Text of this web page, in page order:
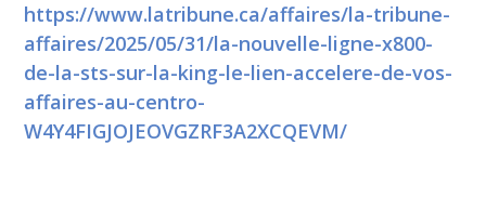
https://www.latribune.ca/affaires/la-tribune-
affaires/2025/05/31/la-nouvelle-ligne-x800-
de-la-sts-sur-la-king-le-lien-accelere-de-vos-
affaires-au-centro-
W4Y4FIGJOJEOVGZRF3A2XCQEVM/